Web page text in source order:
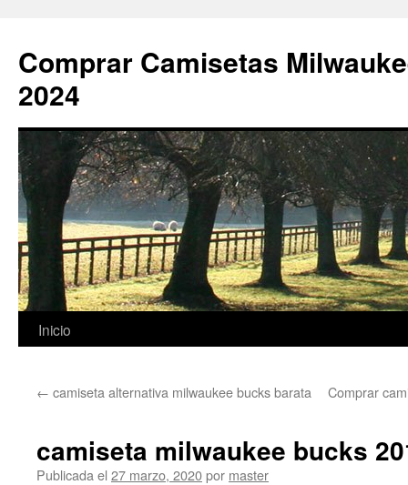
Comprar Camisetas
2024
Saltar
contenido
Inicio
← camiseta alternativa milwaukee bucks barata Comprar
camiseta milwaukee bucks
Publicada el 27 marzo, 2020por master